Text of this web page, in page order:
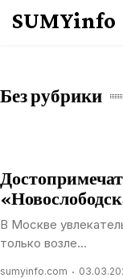
SUMYinfo
Без рубрики
В Москве
только возле...
sumyinfo.com